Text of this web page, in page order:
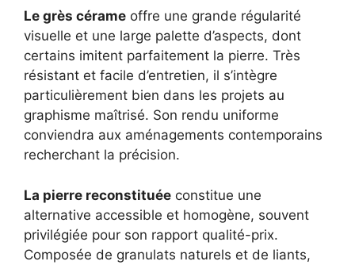
Le grès cérame offre une grande régularité
visuelle et une large palette d’aspects, dont
certains imitent parfaitement la pierre. Très
résistant et facile d’entretien, il s’intègre
particulièrement bien dans les projets au
graphisme maîtrisé. Son rendu uniforme
conviendra aux aménagements contemporains
recherchant la précision.
La pierre reconstituée constitue une
alternative accessible et homogène, souvent
privilégiée pour son rapport qualité-prix.
Composée de granulats naturels et de liants,